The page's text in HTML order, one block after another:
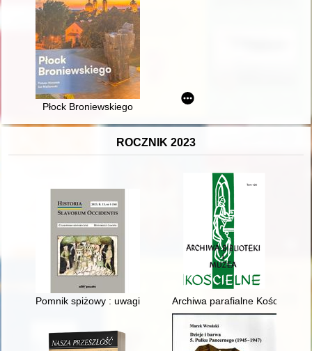
Płock Broniewskiego
ROCZNIK 2023
Pomnik spiżowy : uwagi w kontekście pracy Mariana
Archiwa parafialne Kościoła